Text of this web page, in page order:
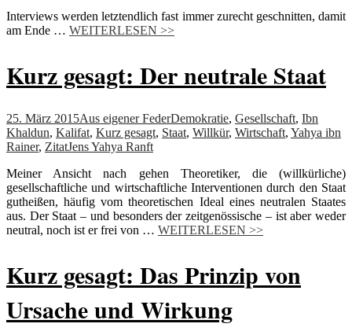
Interviews werden letztendlich fast immer zurecht geschnitten, damit
am Ende … WEITERLESEN >>
Kurz gesagt: Der neutrale Staat
25. März 2015Aus eigener FederDemokratie, Gesellschaft, Ibn
Khaldun, Kalifat, Kurz gesagt, Staat, Willkür, Wirtschaft, Yahya ibn
Rainer, ZitatJens Yahya Ranft
Meiner Ansicht nach gehen Theoretiker, die (willkürliche)
gesellschaftliche und wirtschaftliche Interventionen durch den Staat
gutheißen, häufig vom theoretischen Ideal eines neutralen Staates
aus. Der Staat – und besonders der zeitgenössische – ist aber weder
neutral, noch ist er frei von … WEITERLESEN >>
Kurz gesagt: Das Prinzip von
Ursache und Wirkung